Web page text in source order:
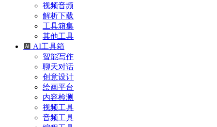
视频音频
解析下载
工具箱集
其他工具
AI工具箱
智能写作
聊天对话
创意设计
绘画平台
内容检测
视频工具
音频工具